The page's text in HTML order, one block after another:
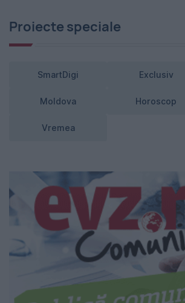
Proiecte speciale
SmartDigi Exclusiv
Moldova Horoscop
Vremea